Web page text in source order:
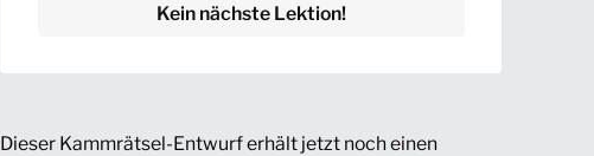
Kein nächste Lektion!
Dieser Kammrätsel-Entwurf erhält jetzt noch einen